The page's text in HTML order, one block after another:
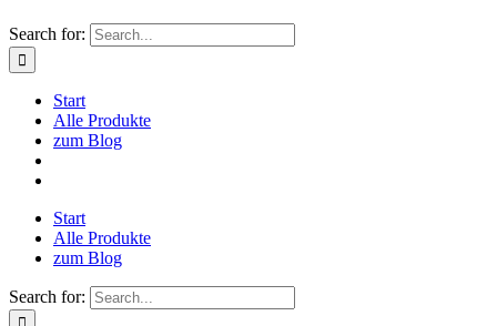
Search for:
Start
Alle Produkte
zum Blog
Start
Alle Produkte
zum Blog
Search for: